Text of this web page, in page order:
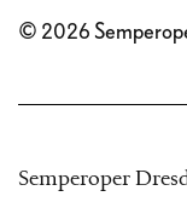
© 2026
Semperoper